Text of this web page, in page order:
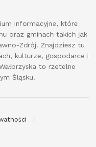
informacyjne, które
oraz gminach takich jak
Zdrój. Znajdziesz tu
kulturze, gospodarce i
to rzetelne
Śląsku.